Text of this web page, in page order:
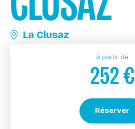
La Clusaz
à partir de
252€
Réserver